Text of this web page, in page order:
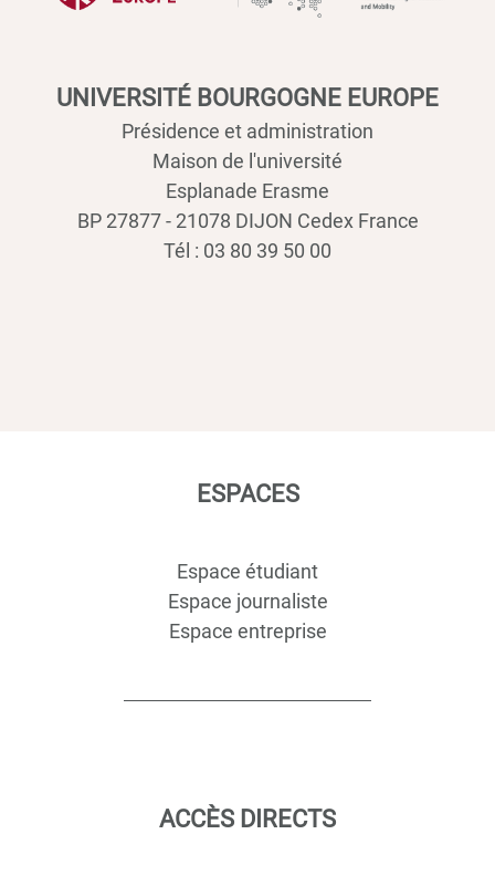
UNIVERSITÉ BOURGOGNE EUROPE
Présidence et administration
Maison de l'université
Esplanade Erasme
BP 27877 - 21078 DIJON Cedex France
Tél : 03 80 39 50 00
ESPACES
Espace étudiant
Espace journaliste
Espace entreprise
ACCÈS DIRECTS